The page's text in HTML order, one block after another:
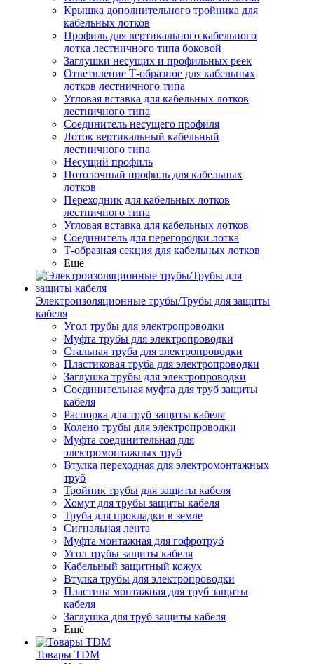
Крышка дополнительного тройника для
кабельных лотков
Профиль для вертикального кабельного
лотка лестничного типа боковой
Заглушки несущих и профильных реек
Ответвление Т-образное для кабельных
лотков лестничного типа
Угловая вставка для кабельных лотков
лестничного типа
Соединитель несущего профиля
Лоток вертикальный кабельный
лестничного типа
Несущий профиль
Потолочный профиль для кабельных
лотков
Переходник для кабельных лотков
лестничного типа
Угловая вставка для кабельных лотков
Соединитель для перегородки лотка
Т-образная секция для кабельных лотков
Ещё
Электроизоляционные трубы/Трубы для защиты
кабеля
Угол трубы для электропроводки
Муфта трубы для электропроводки
Стальная труба для электропроводки
Пластиковая труба для электропроводки
Заглушка трубы для электропроводки
Соединительная муфта для труб защиты
кабеля
Распорка для труб защиты кабеля
Колено трубы для электропроводки
Муфта соединительная для
электромонтажных труб
Втулка переходная для электромонтажных
труб
Тройник трубы для защиты кабеля
Хомут для трубы защиты кабеля
Труба для прокладки в земле
Сигнальная лента
Муфта монтажная для гофротруб
Угол трубы защиты кабеля
Кабельный защитный кожух
Втулка трубы для электропроводки
Пластина монтажная для труб защиты
кабеля
Заглушка для труб защиты кабеля
Ещё
Товары TDM